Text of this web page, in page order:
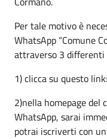
Per tale motivo è
WhatsApp “Comune
attraverso 3 differenti
1) clicca su questo link:
2)nella homepage del
WhatsApp, sarai
potrai iscriverti con